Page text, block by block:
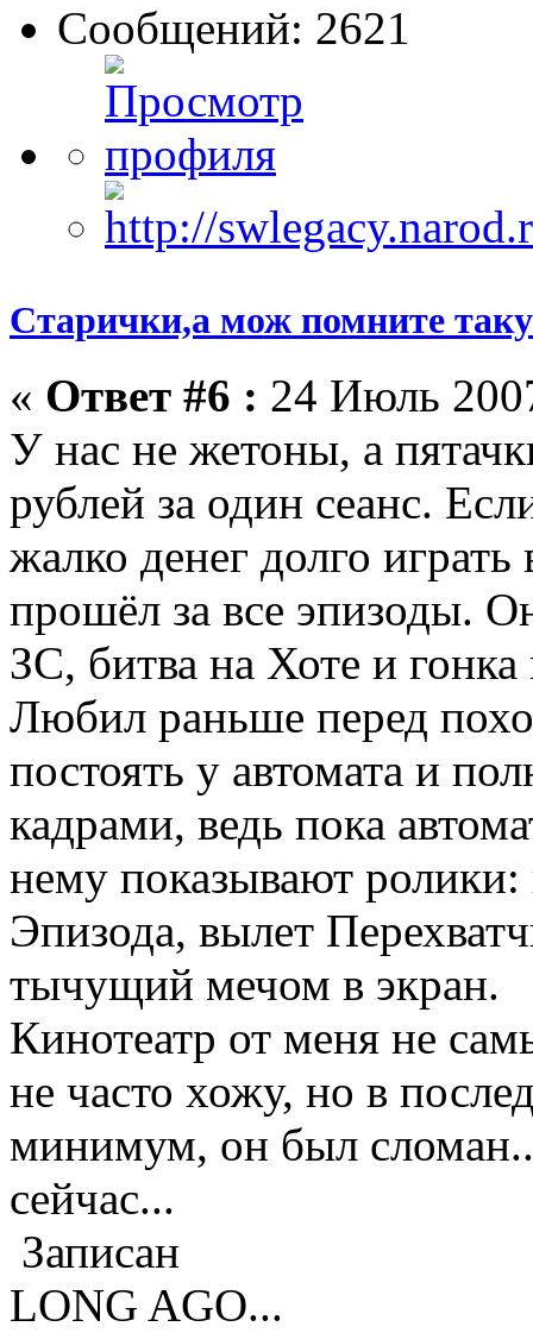
Сообщений: 2621
Старички,а мож помните
« Ответ #6 : 24 Июль
У нас не жетоны, а
рублей за один сеанс.
жалко денег долго
прошёл за все эпизоды.
ЗС, битва на Хоте и
Любил раньше перед
постоять у автомата и
кадрами, ведь пока
нему показывают
Эпизода, вылет
тычущий мечом в экран.
Кинотеатр от меня не
не часто хожу, но в
минимум, он был
сейчас...
Записан
LONG AGO...